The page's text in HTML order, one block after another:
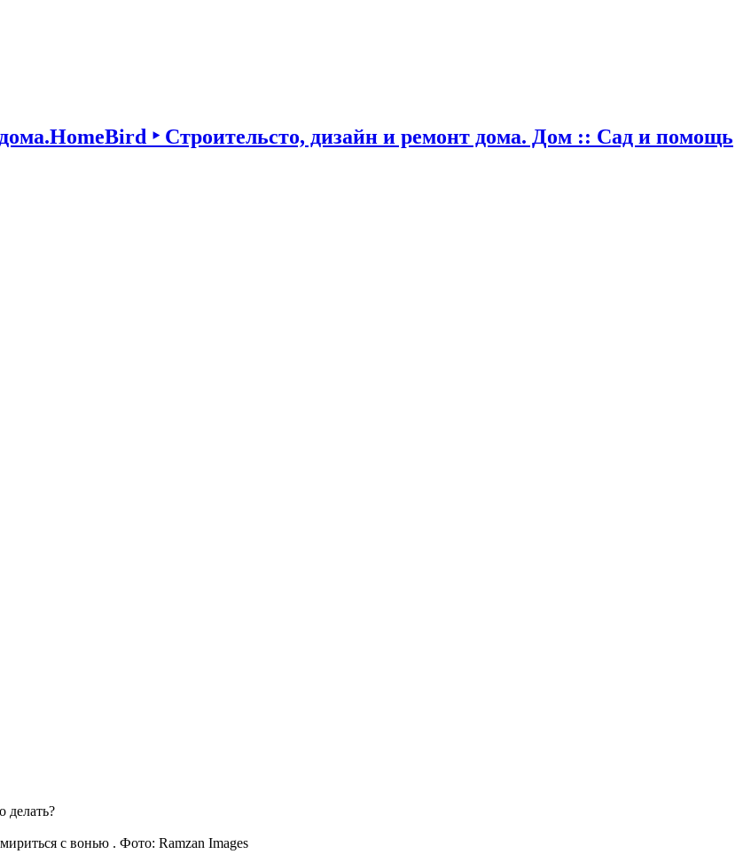
HomeBird ‣ Строительсто, дизайн и ремонт дома. Дом :: Сад и помощь
делать?
с вонью . Фото: Ramzan Images